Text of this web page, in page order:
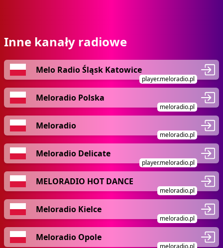
Inne kanały radiowe
Melo Radio Śląsk Katowice
player.meloradio.pl
Meloradio Polska
meloradio.pl
Meloradio
meloradio.pl
Meloradio Delicate
player.meloradio.pl
MELORADIO HOT DANCE
meloradio.pl
Meloradio Kielce
meloradio.pl
Meloradio Opole
meloradio.pl